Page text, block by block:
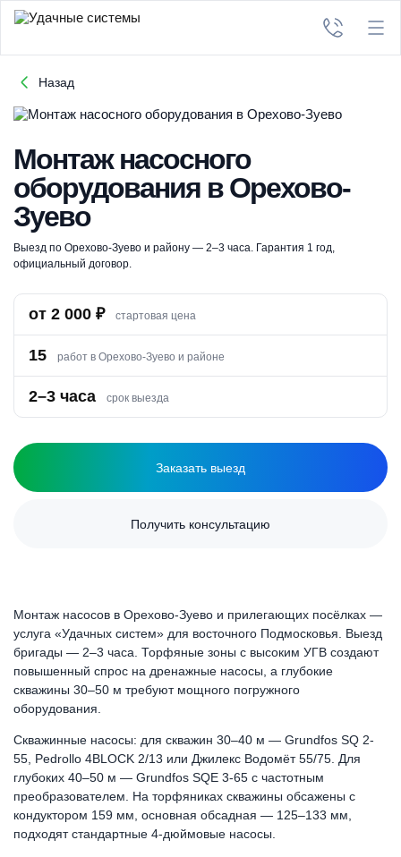
Назад
Монтаж насосного
оборудования в Орехово-
Зуево
Выезд по Орехово-Зуево и району — 2–3 часа. Гарантия 1 год,
официальный договор.
от 2 000 ₽ стартовая цена
15 работ в Орехово-Зуево и районе
2–3 часа срок выезда
Заказать выезд
Получить консультацию
Монтаж насосов в Орехово-Зуево и прилегающих посёлках —
услуга «Удачных систем» для восточного Подмосковья. Выезд
бригады — 2–3 часа. Торфяные зоны с высоким УГВ создают
повышенный спрос на дренажные насосы, а глубокие
скважины 30–50 м требуют мощного погружного
оборудования.
Скважинные насосы: для скважин 30–40 м — Grundfos SQ 2-
55, Pedrollo 4BLOCK 2/13 или Джилекс Водомёт 55/75. Для
глубоких 40–50 м — Grundfos SQE 3-65 с частотным
преобразователем. На торфяниках скважины обсажены с
кондуктором 159 мм, основная обсадная — 125–133 мм,
подходят стандартные 4-дюймовые насосы.